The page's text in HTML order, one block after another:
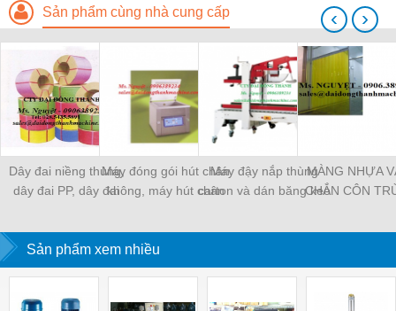
Sản phẩm cùng nhà cung cấp
Dây đai niềng thùng,
dây đai PP, dây đai
Máy đóng gói hút chân
không, máy hút chân
Máy đậy nắp thùng
carton và dán băng keo
MÀNG NHỰA
CHẮN CÔN
KHO LẠNH,
‹ ›
Sản phẩm xem nhiều